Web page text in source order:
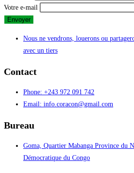
Votre e-mail
Nous ne vendrons, louerons ou
avec un tiers
Contact
Phone: +243 972 091 742
Email: info.coracon@gmail.com
Bureau
Goma, Quartier Mabanga Province du
Démocratique du Congo